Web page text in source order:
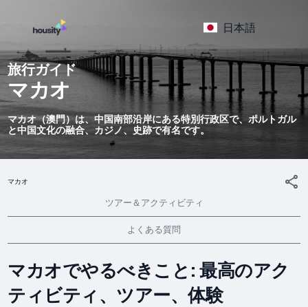
日本語
旅行ガイド
マカオ
マカオ（澳門）は、中国南部沿岸にある特別行政区で、ポルトガル
と中国文化の融合、カジノ、史跡で有名です。
マカオ
ツアー＆アクティビティ
よくある質問
マカオでやるべきこと: 最高のアク
ティビティ、ツアー、体験